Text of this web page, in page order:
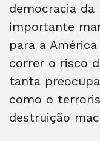
democracia da
importante
para a
correr o risco
tanta
como o
destruição